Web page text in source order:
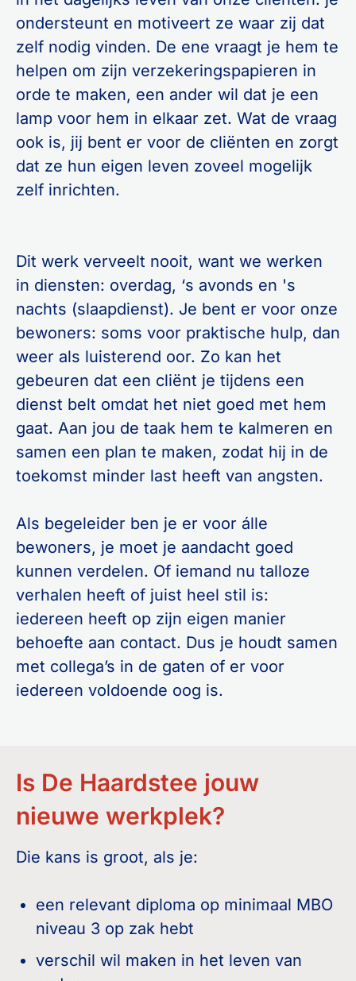
ondersteunt en motiveert ze waar zij dat
zelf nodig vinden. De ene vraagt je hem te
helpen om zijn verzekeringspapieren in
orde te maken, een ander wil dat je een
lamp voor hem in elkaar zet. Wat de vraag
ook is, jij bent er voor de cliënten en zorgt
dat ze hun eigen leven zoveel mogelijk
zelf inrichten.
Dit werk verveelt nooit, want we werken
in diensten: overdag, ‘s avonds en 's
nachts (slaapdienst). Je bent er voor onze
bewoners: soms voor praktische hulp, dan
weer als luisterend oor. Zo kan het
gebeuren dat een cliënt je tijdens een
dienst belt omdat het niet goed met hem
gaat. Aan jou de taak hem te kalmeren en
samen een plan te maken, zodat hij in de
toekomst minder last heeft van angsten.
Als begeleider ben je er voor álle
bewoners, je moet je aandacht goed
kunnen verdelen. Of iemand nu talloze
verhalen heeft of juist heel stil is:
iedereen heeft op zijn eigen manier
behoefte aan contact. Dus je houdt samen
met collega’s in de gaten of er voor
iedereen voldoende oog is.
Is De Haardstee jouw
nieuwe werkplek?
Die kans is groot, als je:
een relevant diploma op minimaal MBO
niveau 3 op zak hebt
verschil wil maken in het leven van